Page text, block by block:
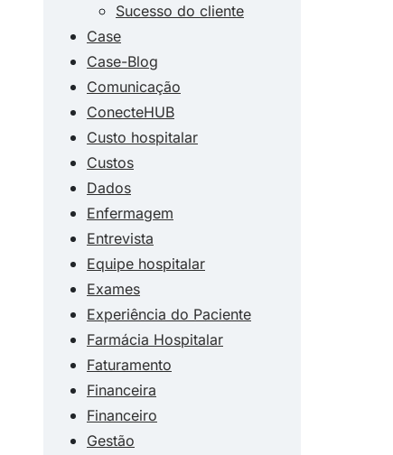
Sucesso do cliente
Case
Case-Blog
Comunicação
ConecteHUB
Custo hospitalar
Custos
Dados
Enfermagem
Entrevista
Equipe hospitalar
Exames
Experiência do Paciente
Farmácia Hospitalar
Faturamento
Financeira
Financeiro
Gestão